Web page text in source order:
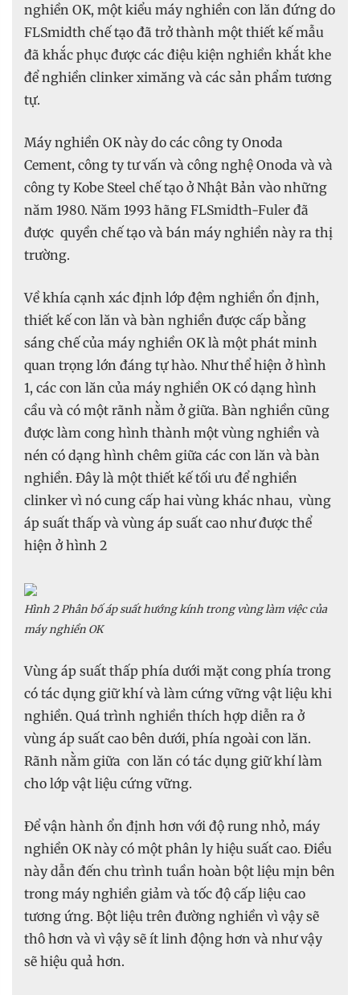
nghiền OK, một kiểu máy nghiền con lăn đứng do
FLSmidth chế tạo đã trở thành một thiết kế mẫu
đã khắc phục được các điệu kiện nghiền khắt khe
để nghiền clinker ximăng và các sản phẩm tương
tự.
Máy nghiền OK này do các công ty Onoda
Cement, công ty tư vấn và công nghệ Onoda và và
công ty Kobe Steel chế tạo ở Nhật Bản vào những
năm 1980. Năm 1993 hãng FLSmidth-Fuler đã
được quyền chế tạo và bán máy nghiền này ra thị
trường.
Về khía cạnh xác định lớp đệm nghiền ổn định,
thiết kế con lăn và bàn nghiền được cấp bằng
sáng chế của máy nghiền OK là một phát minh
quan trọng lớn đáng tự hào. Như thể hiện ở hình
1, các con lăn của máy nghiền OK có dạng hình
cầu và có một rãnh nằm ở giữa. Bàn nghiền cũng
được làm cong hình thành một vùng nghiền và
nén có dạng hình chêm giữa các con lăn và bàn
nghiền. Đây là một thiết kế tối ưu để nghiền
clinker vì nó cung cấp hai vùng khác nhau, vùng
áp suất thấp và vùng áp suất cao như được thể
hiện ở hình 2
Hình 2 Phân bố áp suất hướng kính trong vùng làm việc của
máy nghiền OK
Vùng áp suất thấp phía dưới mặt cong phía trong
có tác dụng giữ khí và làm cứng vững vật liệu khi
nghiền. Quá trình nghiền thích hợp diễn ra ở
vùng áp suất cao bên dưới, phía ngoài con lăn.
Rãnh nằm giữa con lăn có tác dụng giữ khí làm
cho lớp vật liệu cứng vững.
Để vận hành ổn định hơn với độ rung nhỏ, máy
nghiền OK này có một phân ly hiệu suất cao. Điều
này dẫn đến chu trình tuần hoàn bột liệu mịn bên
trong máy nghiền giảm và tốc độ cấp liệu cao
tương ứng. Bột liệu trên đường nghiền vì vậy sẽ
thô hơn và vì vậy sẽ ít linh động hơn và như vậy
sẽ hiệu quả hơn.